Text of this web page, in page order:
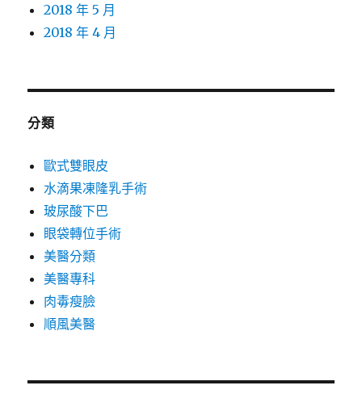
2018 年 5 月
2018 年 4 月
分類
歐式雙眼皮
水滴果凍隆乳手術
玻尿酸下巴
眼袋轉位手術
美醫分類
美醫專科
肉毒瘦臉
順風美醫